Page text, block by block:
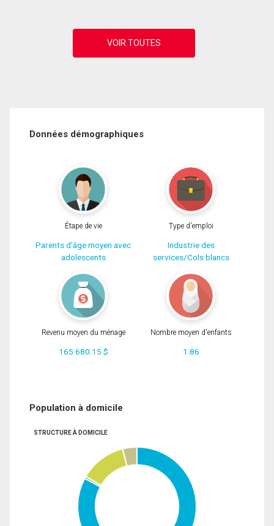
Données démographiques
Étape de vie
Parents d'âge moyen avec
adolescents
Type d'emploi
Industrie des
services/Cols blancs
Revenu moyen du ménage
165 680.15 $
Nombre moyen d'enfants
1.86
Population à domicile
STRUCTURE À DOMICILE